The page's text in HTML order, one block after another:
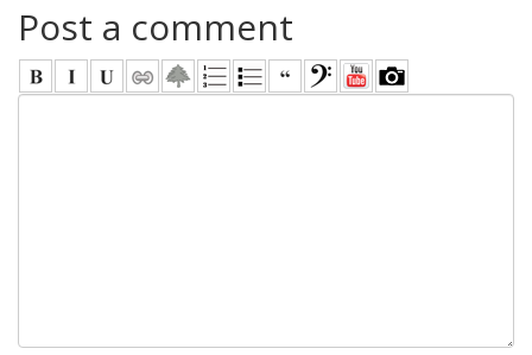
Post a comment